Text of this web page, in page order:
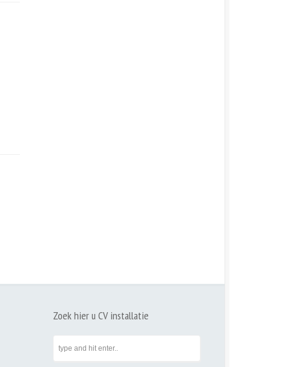
Zoek hier u CV installatie